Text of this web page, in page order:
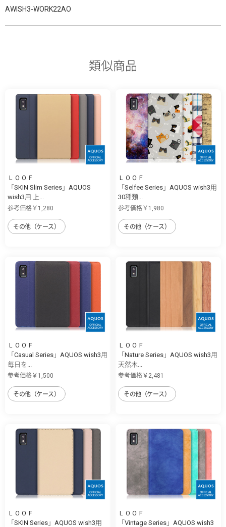
AWISH3-WORK22AO
類似商品
ＬＯＯＦ
「SKIN Slim Series」AQUOS
wish3用 上...
参考価格￥1,280
その他（ケース）
ＬＯＯＦ
「Selfee Series」AQUOS wish3用
30種類...
参考価格￥1,980
その他（ケース）
ＬＯＯＦ
「Casual Series」AQUOS wish3用
毎日を...
参考価格￥1,500
その他（ケース）
ＬＯＯＦ
「Nature Series」AQUOS wish3用
天然木...
参考価格￥2,481
その他（ケース）
ＬＯＯＦ
「SKIN Series」AQUOS wish3用
ＬＯＯＦ
「Vintage Series」AQUOS wish3